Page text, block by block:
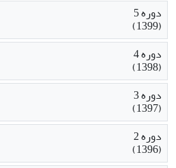
دوره 5
(1399)
دوره 4
(1398)
دوره 3
(1397)
دوره 2
(1396)